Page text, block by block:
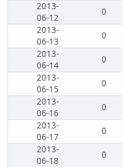
2013-
06-12
0
2013-
06-13
0
2013-
06-14
0
2013-
06-15
0
2013-
06-16
0
2013-
06-17
0
2013-
06-18
0